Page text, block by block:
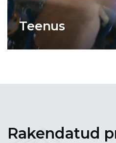
Teenus
Rakendatud